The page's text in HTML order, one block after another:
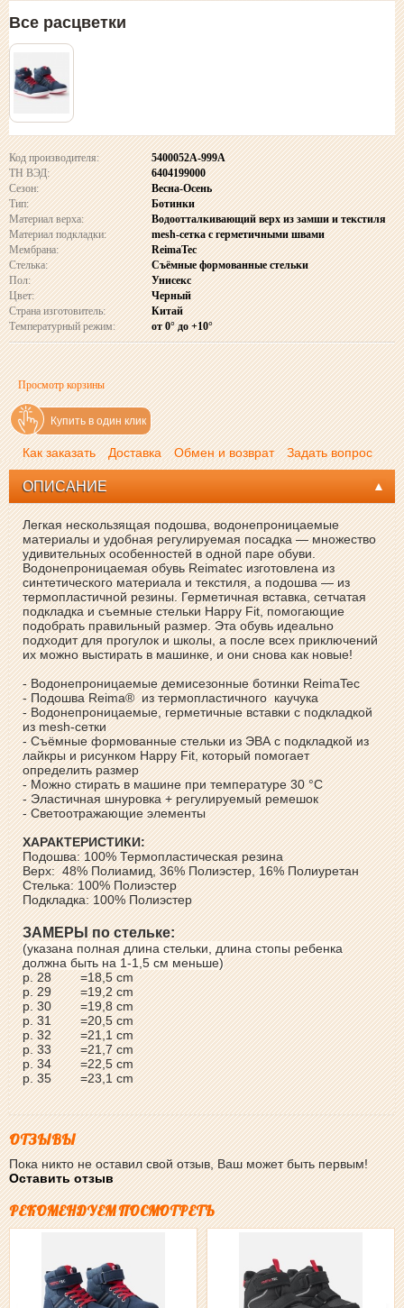
Все расцветки
Код производителя:
5400052A-999A
ТН ВЭД:
6404199000
Сезон:
Весна-Осень
Тип:
Ботинки
Материал верха:
Водоотталкивающий верх из замши и текстиля
Материал подкладки:
mesh-сетка с герметичными швами
Мембрана:
ReimaTec
Стелька:
Съёмные формованные стельки
Пол:
Унисекс
Цвет:
Черный
Страна изготовитель:
Китай
Температурный режим:
от 0° до +10°
Просмотр корзины
Купить в один клик
Как заказать Доставка Обмен и возврат Задать вопрос
ОПИСАНИЕ
Легкая нескользящая подошва, водонепроницаемые
материалы и удобная регулируемая посадка — множество
удивительных особенностей в одной паре обуви.
Водонепроницаемая обувь Reimatec изготовлена из
синтетического материала и текстиля, а подошва — из
термопластичной резины. Герметичная вставка, сетчатая
подкладка и съемные стельки Happy Fit, помогающие
подобрать правильный размер. Эта обувь идеально
подходит для прогулок и школы, а после всех приключений
их можно выстирать в машинке, и они снова как новые!
- Водонепроницаемые демисезонные ботинки ReimaTec
- Подошва Reima® из термопластичного каучука
- Водонепроницаемые, герметичные вставки с подкладкой
из mesh-сетки
- Съёмные формованные стельки из ЭВА с подкладкой из
лайкры и рисунком Happy Fit, который помогает
определить размер
- Можно стирать в машине при температуре 30 °C
- Эластичная шнуровка + регулируемый ремешок
- Светоотражающие элементы
ХАРАКТЕРИСТИКИ:
Подошва: 100% Термопластическая резина
Верх: 48% Полиамид, 36% Полиэстер, 16% Полиуретан
Стелька: 100% Полиэстер
Подкладка: 100% Полиэстер
ЗАМЕРЫ по стельке:
(указана полная длина стельки, длина стопы ребенка
должна быть на 1-1,5 см меньше)
р. 28
=18,5 cm
р. 29
=19,2 cm
р. 30
=19,8 cm
р. 31
=20,5 cm
р. 32
=21,1 cm
р. 33
=21,7 cm
р. 34
=22,5 cm
р. 35
=23,1 cm
ОТЗЫВЫ
Пока никто не оставил свой отзыв, Ваш может быть первым!
Оставить отзыв
РЕКОМЕНДУЕМ ПОСМОТРЕТЬ